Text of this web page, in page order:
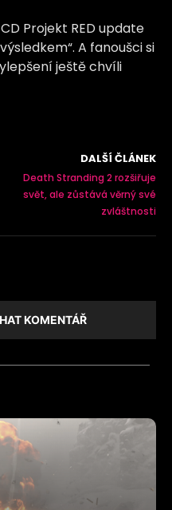
Projekt RED update
A fanoušci si
ještě chvíli
DALŠÍ ČLÁNEK
Death Stranding 2 rozšiřuje
svět, ale zůstává věrný své
zvláštnosti
KOMENTÁŘ